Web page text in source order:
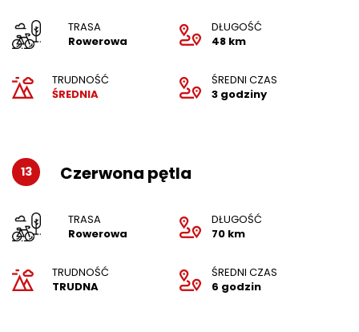
TRASA
Rowerowa
DŁUGOŚĆ
48 km
TRUDNOŚĆ
ŚREDNIA
ŚREDNI CZAS
3 godziny
13 Czerwona pętla
TRASA
Rowerowa
DŁUGOŚĆ
70 km
TRUDNOŚĆ
TRUDNA
ŚREDNI CZAS
6 godzin